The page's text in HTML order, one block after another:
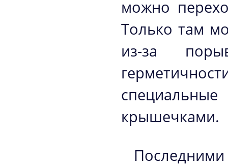
можно
Только там
из-за
крышечками.
Последними